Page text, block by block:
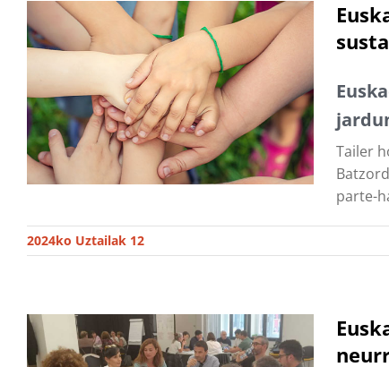
Tailer
parte-
2024ko Uztailak 12